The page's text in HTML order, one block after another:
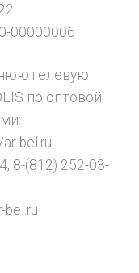
00000006
гелевую
по оптовой
bel.ru
8-(812) 252-03-
bel.ru